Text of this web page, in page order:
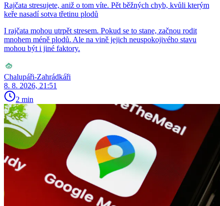
Rajčata stresujete, aniž o tom víte. Pět běžných chyb, kvůli kterým
keře nasadí sotva třetinu plodů
I rajčata mohou utrpět stresem. Pokud se to stane, začnou rodit
mnohem méně plodů. Ale na vině jejich neuspokojivého stavu
mohou být i jiné faktory.
Chalupáři-Zahrádkáři
8. 8. 2026, 21:51
2 min